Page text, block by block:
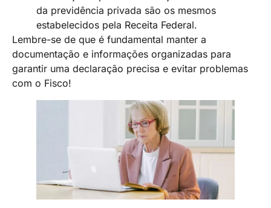
da previdência privada são os mesmos
estabelecidos pela Receita Federal.
Lembre-se de que é fundamental manter a
documentação e informações organizadas para
garantir uma declaração precisa e evitar problemas
com o Fisco!